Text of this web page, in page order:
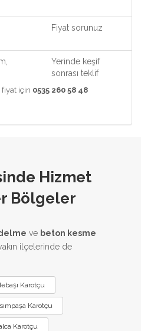
Fiyat sorunuz
Yerinde keşif
sonrası teklif
fiyat için 0535 260 58 48
Hizmet
Bölgeler
ve beton kesme
ilçelerinde de
Karotçu
Karotçu
Karotçu